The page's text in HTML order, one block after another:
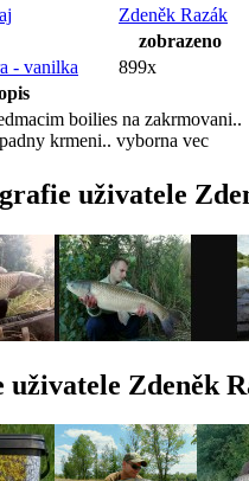
Zdeněk Razák
zobrazeno
- vanilka
899x
boilies na zakrmovani..
krmeni.. vyborna vec
uživatele
Zdeněk